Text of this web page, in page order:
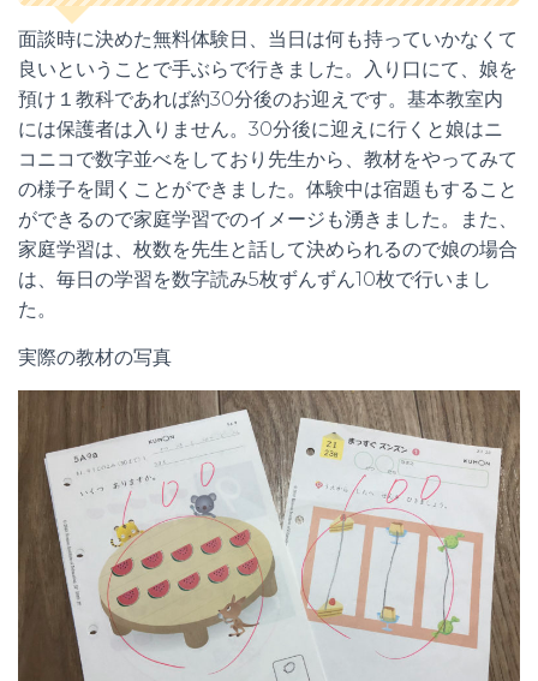
面談時に決めた無料体験日、当日は何も持っていかなくて
良いということで手ぶらで行きました。入り口にて、娘を
預け１教科であれば約30分後のお迎えです。基本教室内
には保護者は入りません。30分後に迎えに行くと娘はニ
コニコで数字並べをしており先生から、教材をやってみて
の様子を聞くことができました。体験中は宿題もすること
ができるので家庭学習でのイメージも湧きました。また、
家庭学習は、枚数を先生と話して決められるので娘の場合
は、毎日の学習を数字読み5枚ずんずん10枚で行いまし
た。
実際の教材の写真